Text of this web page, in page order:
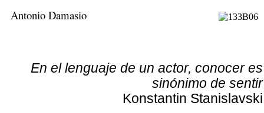
Antonio Damasio
En el lenguaje de un actor, conocer es
sinónimo de sentir
Konstantin Stanislavski